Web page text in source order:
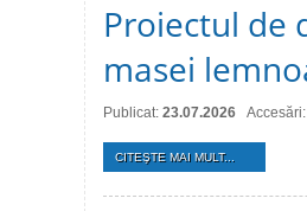
Proiectul de
masei
Publicat: 23.07.2026
CITEŞTE MAI MULT...